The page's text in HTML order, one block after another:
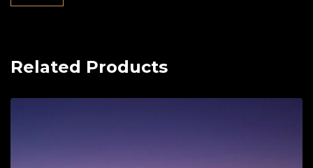
Related Products